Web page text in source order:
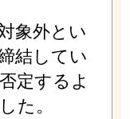
象外とい
結してい
定するよ
た。